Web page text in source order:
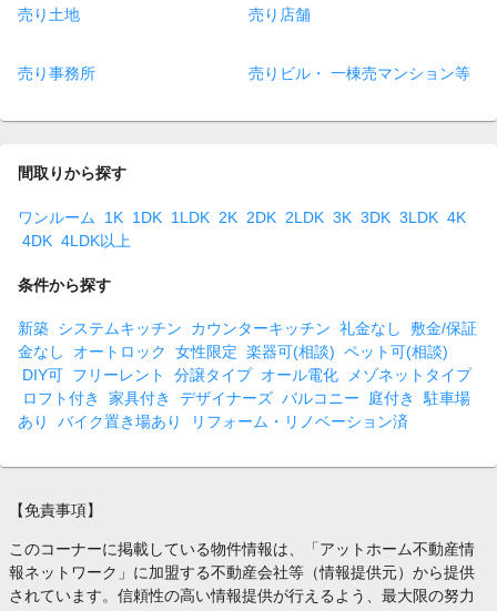
売り土地 売り店舗
売り事務所 売りビル・ 一棟売マンション等
間取りから探す
ワンルーム 1K 1DK 1LDK 2K 2DK 2LDK 3K 3DK 3LDK 4K
4DK 4LDK以上
条件から探す
新築 システムキッチン カウンターキッチン 礼金なし
敷金/保証
金なし
オートロック 女性限定 楽器可(相談) ペット可(相談)
DIY可 フリーレント 分譲タイプ オール電化
メゾネットタイプ
ロフト付き
家具付き デザイナーズ バルコニー 庭付き
駐車場
あり
バイク置き場あり リフォーム・リノベーション済
【免責事項】
このコーナーに掲載している物件情報は、「アットホーム不動産情
報ネットワーク」に加盟する不動産会社等（情報提供元）から提供
されています。信頼性の高い情報提供が行えるよう、最大限の努力